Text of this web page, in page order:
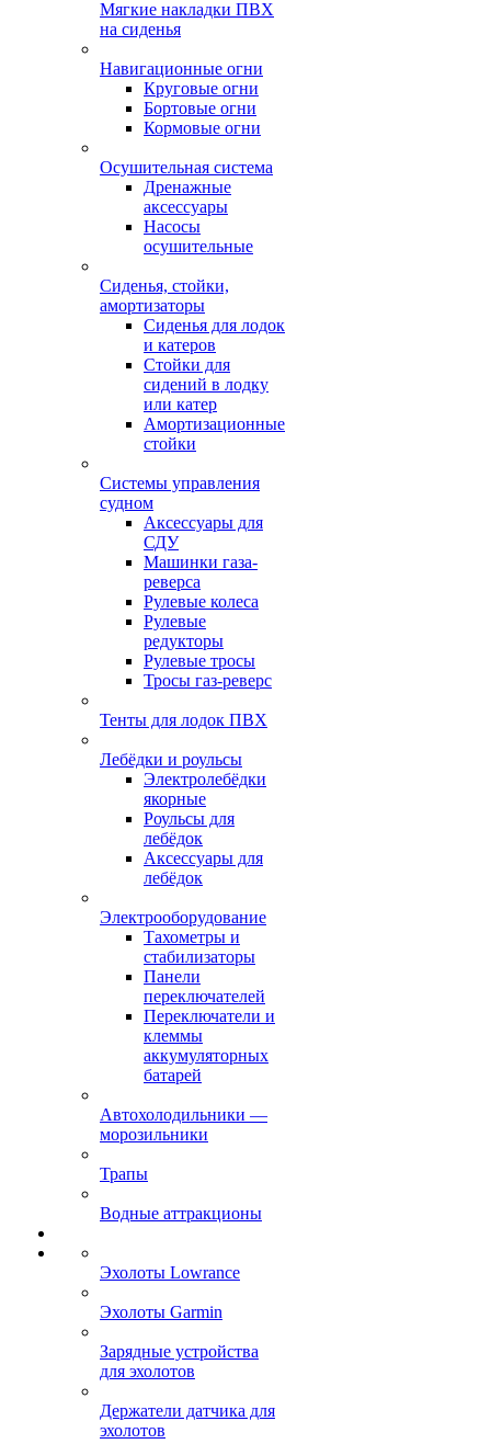
Мягкие накладки ПВХ
на сиденья
Навигационные огни
Круговые огни
Бортовые огни
Кормовые огни
Осушительная система
Дренажные
аксессуары
Насосы
осушительные
Сиденья, стойки,
амортизаторы
Сиденья для лодок
и катеров
Стойки для
сидений в лодку
или катер
Амортизационные
стойки
Системы управления
судном
Аксессуары для
СДУ
Машинки газа-
реверса
Рулевые колеса
Рулевые
редукторы
Рулевые тросы
Тросы газ-реверс
Тенты для лодок ПВХ
Лебёдки и роульсы
Электролебёдки
якорные
Роульсы для
лебёдок
Аксессуары для
лебёдок
Электрооборудование
Тахометры и
стабилизаторы
Панели
переключателей
Переключатели и
клеммы
аккумуляторных
батарей
Автохолодильники —
морозильники
Трапы
Водные аттракционы
Эхолоты Lowrance
Эхолоты Garmin
Зарядные устройства
для эхолотов
Держатели датчика для
эхолотов